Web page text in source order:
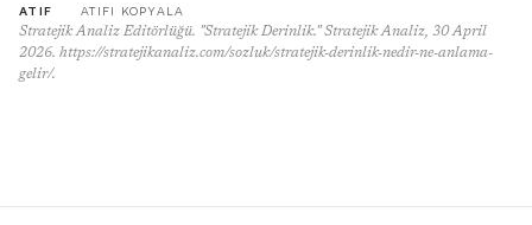
ATIF ATIFI KOPYALA
Stratejik Analiz Editörlüğü. "Stratejik Derinlik." Stratejik Analiz, 30 April
2026. https://stratejikanaliz.com/sozluk/stratejik-derinlik-nedir-ne-anlama-
gelir/.